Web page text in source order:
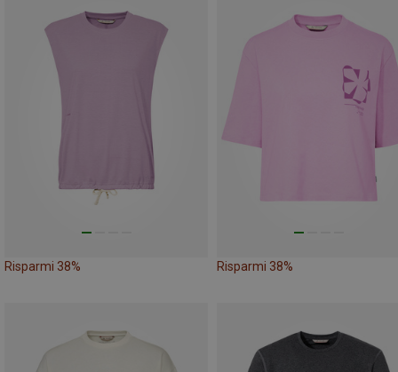
Risparmi 38% Risparmi 38%